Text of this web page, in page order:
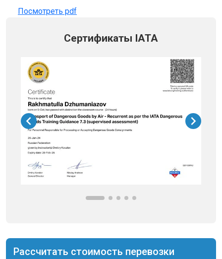
Посмотреть pdf
Сертификаты IATA
Рассчитать стоимость перевозки